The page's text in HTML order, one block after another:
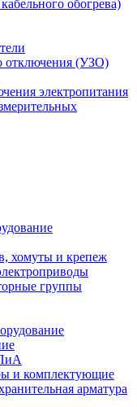
обогрева)
отключения (УЗО)
электропитания
хомуты и крепеж
группы
и комплектующие
арматура